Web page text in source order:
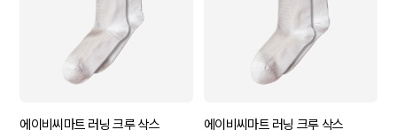
에이비씨마트 러닝 크루 삭스
에이비씨마트 러닝 크루 삭스